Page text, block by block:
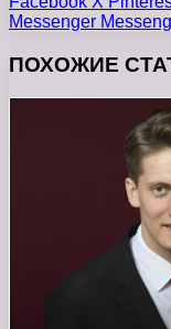
Messenger
ПОХОЖИЕ